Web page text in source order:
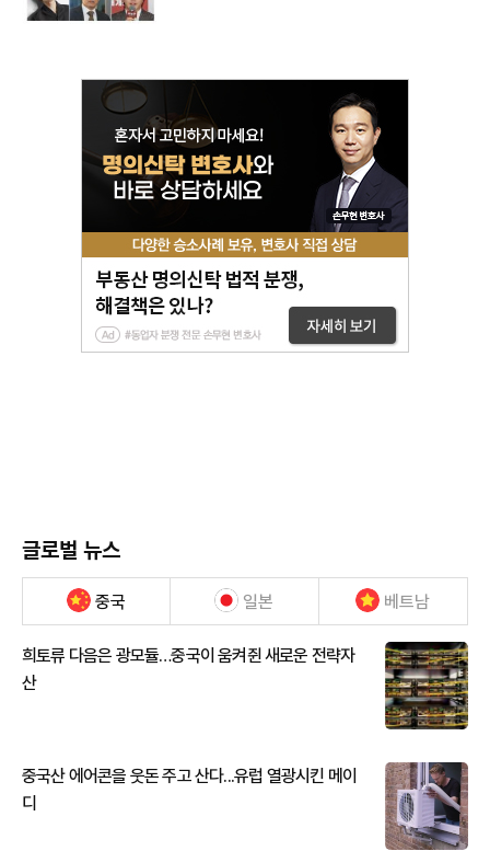
글로벌 뉴스
중국 일본 베트남
희토류 다음은 광모듈…중국이 움켜쥔 새로운 전략자
산
중국산 에어콘을 웃돈 주고 산다...유럽 열광시킨 메이
디